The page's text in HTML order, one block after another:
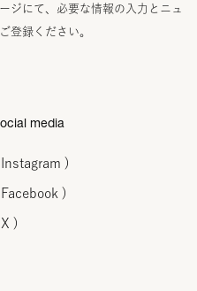
ジにて、必要な情報の入力とニュ
登録ください。
media
)
)
)